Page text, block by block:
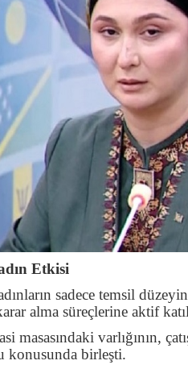
Etkisi
sadece temsil
alma süreçlerine aktif
masasındaki varlığının,
konusunda birleşti.